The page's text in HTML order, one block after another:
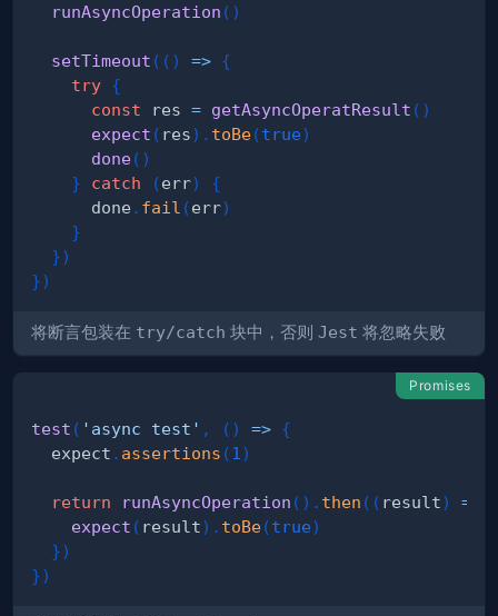
runAsyncOperation ( )
setTimeout ( ( ) => {
try {
const res = getAsyncOperatResult ( )
expect ( res) . toBe(true)
done( )
}
catch (err)
{
      done
. fail (err)
}
})
})
将断言包装在 try/catch 块中，否则 Jest 将忽略失败
Promises
test ( 'async test' , ( ) => {
  expect
. assertions (1 )
return runAsyncOperation ( ) . then ( ( result) =>
expect ( result) . toBe(true)
})
})